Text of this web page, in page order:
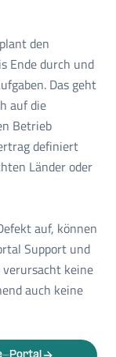
den
Ende durch und
Das geht
auf die
Betrieb
definiert
Länder oder
auf, können
Support und
keine
auch keine